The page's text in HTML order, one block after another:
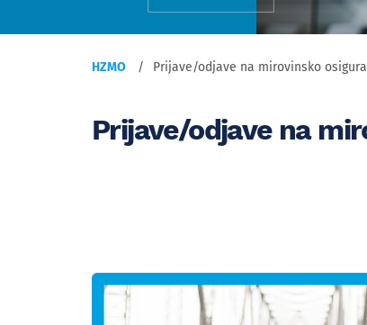
HZMO Prijave/odjave na mirovinsko
Prijave/odjave na